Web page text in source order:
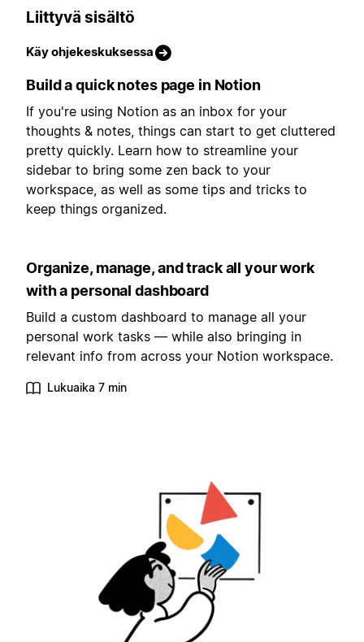
Liittyvä sisältö
Käy ohjekeskuksessa
Build a quick notes page in Notion
If you're using Notion as an inbox for your
thoughts & notes, things can start to get cluttered
pretty quickly. Learn how to streamline your
sidebar to bring some zen back to your
workspace, as well as some tips and tricks to
keep things organized.
Organize, manage, and track all your work
with a personal dashboard
Build a custom dashboard to manage all your
personal work tasks — while also bringing in
relevant info from across your Notion workspace.
Lukuaika 7 min